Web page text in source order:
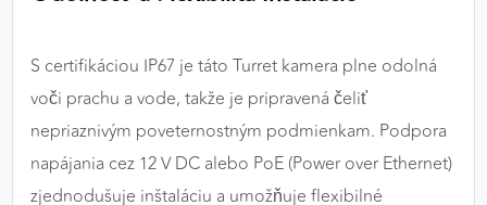
S certifikáciou IP67 je táto Turret kamera plne odolná
voči prachu a vode, takže je pripravená čeliť
nepriaznivým poveternostným podmienkam. Podpora
napájania cez 12 V DC alebo PoE (Power over Ethernet)
zjednodušuje inštaláciu a umožňuje flexibilné